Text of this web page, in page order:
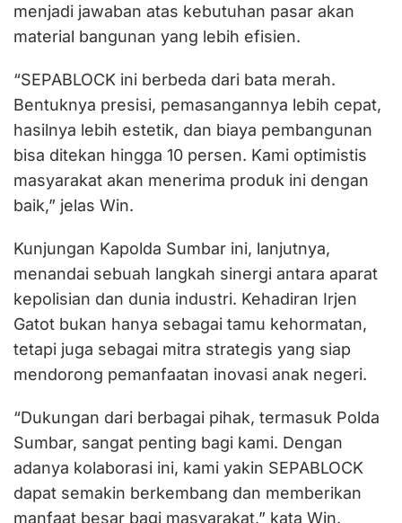
menjadi jawaban atas kebutuhan pasar akan
material bangunan yang lebih efisien.
“SEPABLOCK ini berbeda dari bata merah.
Bentuknya presisi, pemasangannya lebih cepat,
hasilnya lebih estetik, dan biaya pembangunan
bisa ditekan hingga 10 persen. Kami optimistis
masyarakat akan menerima produk ini dengan
baik,” jelas Win.
Kunjungan Kapolda Sumbar ini, lanjutnya,
menandai sebuah langkah sinergi antara aparat
kepolisian dan dunia industri. Kehadiran Irjen
Gatot bukan hanya sebagai tamu kehormatan,
tetapi juga sebagai mitra strategis yang siap
mendorong pemanfaatan inovasi anak negeri.
“Dukungan dari berbagai pihak, termasuk Polda
Sumbar, sangat penting bagi kami. Dengan
adanya kolaborasi ini, kami yakin SEPABLOCK
dapat semakin berkembang dan memberikan
manfaat besar bagi masyarakat,” kata Win.